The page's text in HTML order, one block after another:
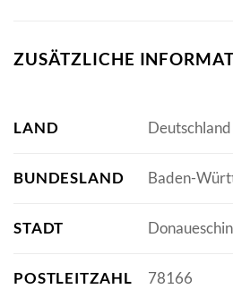
ZUSÄTZLICHE
LAND Deutschland
BUNDESLAND Baden-
STADT
POSTLEITZAHL 78166